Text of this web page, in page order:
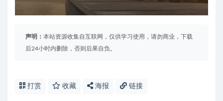
声明： 本站资源收集自互联网，仅供学习使用，请勿商业，下载
后24小时内删除，否则后果自负。
打赏 收藏 海报 链接